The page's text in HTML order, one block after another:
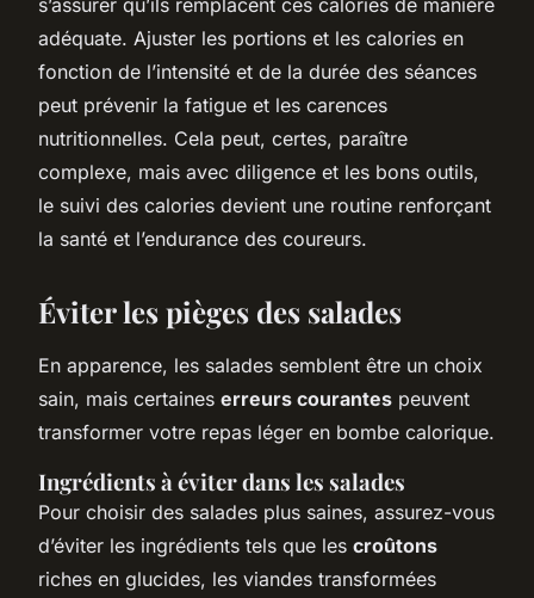
adéquate. Ajuster les portions et les calories en
fonction de l’intensité et de la durée des séances
peut prévenir la fatigue et les carences
nutritionnelles. Cela peut, certes, paraître
complexe, mais avec diligence et les bons outils,
le suivi des calories devient une routine renforçant
la santé et l’endurance des coureurs.
Éviter les pièges des salades
En apparence, les salades semblent être un choix
sain, mais certaines erreurs courantes peuvent
transformer votre repas léger en bombe calorique.
Ingrédients à éviter dans les salades
Pour choisir des salades plus saines, assurez-vous
d’éviter les ingrédients tels que les croûtons
riches en glucides, les viandes transformées